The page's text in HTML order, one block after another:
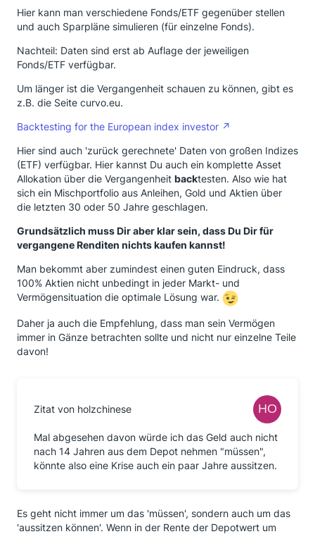
Hier kann man verschiedene Fonds/ETF gegenüber stellen
und auch Sparpläne simulieren (für einzelne Fonds).
Nachteil: Daten sind erst ab Auflage der jeweiligen
Fonds/ETF verfügbar.
Um länger ist die Vergangenheit schauen zu können, gibt es
z.B. die Seite curvo.eu.
Backtesting for the European index investor
Hier sind auch 'zurück gerechnete' Daten von großen Indizes
(ETF) verfügbar. Hier kannst Du auch ein komplette Asset
Allokation über die Vergangenheit backtesten. Also wie hat
sich ein Mischportfolio aus Anleihen, Gold und Aktien über
die letzten 30 oder 50 Jahre geschlagen.
Grundsätzlich muss Dir aber klar sein, dass Du Dir für
vergangene Renditen nichts kaufen kannst!
Man bekommt aber zumindest einen guten Eindruck, dass
100% Aktien nicht unbedingt in jeder Markt- und
Vermögensituation die optimale Lösung war.
Daher ja auch die Empfehlung, dass man sein Vermögen
immer in Gänze betrachten sollte und nicht nur einzelne Teile
davon!
Zitat von holzchinese
Mal abgesehen davon würde ich das Geld auch nicht
nach 14 Jahren aus dem Depot nehmen "müssen",
könnte also eine Krise auch ein paar Jahre aussitzen.
Es geht nicht immer um das 'müssen', sondern auch um das
'aussitzen können'. Wenn in der Rente der Depotwert um